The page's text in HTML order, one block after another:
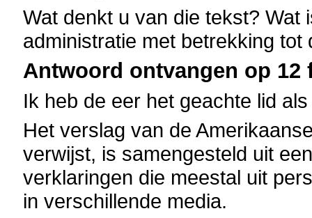
Wat denkt u van die tekst?
administratie met betrekking
Antwoord ontvangen op 12
Ik heb de eer het geachte lid
Het verslag van de
verwijst, is samengesteld uit
verklaringen die meestal uit
in verschillende media.